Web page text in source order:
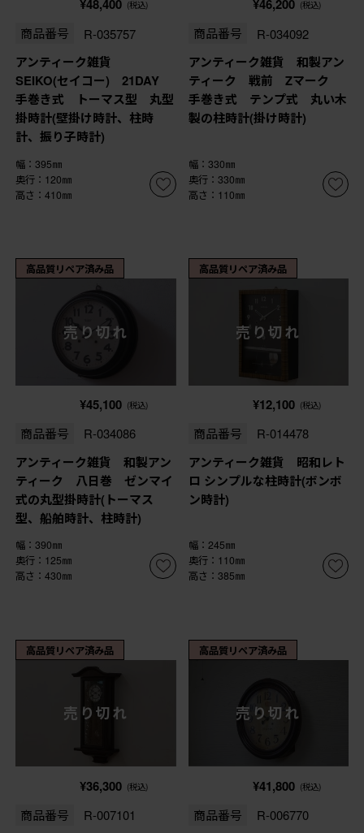
¥48,400 (税込)
商品番号 R-035757
アンティーク雑貨
SEIKO(セイコー) 21DAY
手巻き式 トーマス型 丸型
掛時計(壁掛け時計、柱時
計、振り子時計)
幅：395㎜
奥行：120㎜
高さ：410㎜
¥46,200 (税込)
商品番号 R-034092
アンティーク雑貨 和製アン
ティーク 戦前 Zマーク
手巻き式 テンプ式 丸い木
製の柱時計(掛け時計)
幅：330㎜
奥行：330㎜
高さ：110㎜
高品質リペア済み品
売り切れ
¥45,100 (税込)
商品番号 R-034086
アンティーク雑貨 和製アン
ティーク 八日巻 ゼンマイ
式の丸型掛時計(トーマス
型、船舶時計、柱時計)
幅：390㎜
奥行：125㎜
高さ：430㎜
高品質リペア済み品
売り切れ
¥12,100 (税込)
商品番号 R-014478
アンティーク雑貨 昭和レト
ロ シンプルな柱時計(ボンボ
ン時計)
幅：245㎜
奥行：110㎜
高さ：385㎜
高品質リペア済み品
売り切れ
¥36,300 (税込)
商品番号 R-007101
高品質リペア済み品
売り切れ
¥41,800 (税込)
商品番号 R-006770